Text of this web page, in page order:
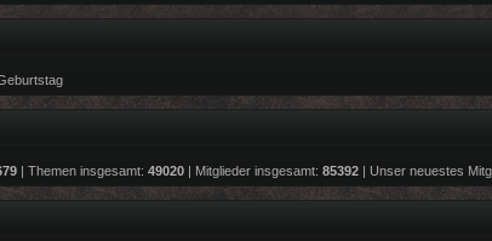
| Themen insgesamt: 49020 | Mitglieder insgesamt: 85392 | Unser neuestes